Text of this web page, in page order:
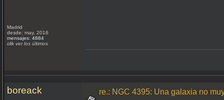
Madrid
desde: may, 2016
mensajes: 4884
clik ver los últimos
boreack re.: NGC 4395: Una galaxia no